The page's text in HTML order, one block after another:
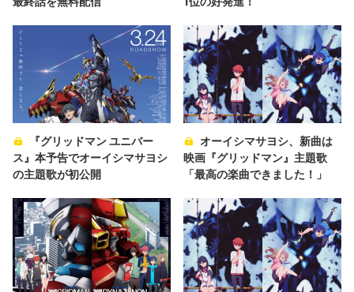
『グリッドマン ユニバー
ス』本予告でオーイシマサヨシ
の主題歌が初公開
オーイシマサヨシ、新曲は
映画『グリッドマン』主題歌
「最高の楽曲できました！」